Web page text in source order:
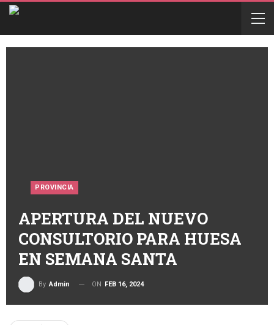
PROVINCIA
APERTURA DEL NUEVO
CONSULTORIO PARA HUESA
EN SEMANA SANTA
By Admin ON FEB 16, 2024